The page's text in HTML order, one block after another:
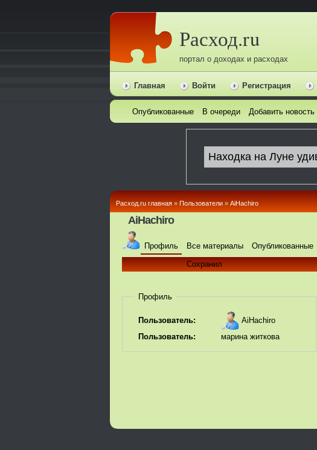
Расход.ru
портал о доходах и расходах
Главная Войти Регистрация
Опубликованные В очереди Добавить новость
Расход.ru главная » Пользователи » AiHachiro
AiHachiro
Профиль Все материалы Опубликованные
Сохранил
Профиль
Пользователь:
AiHachiro
Пользователь:
марина житкова